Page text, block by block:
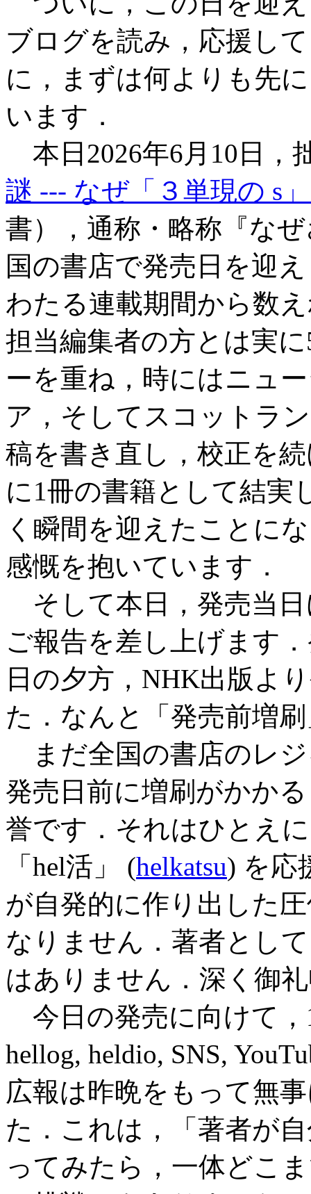
ブログを読み，応援し
に，まずは何よりも先
います．
本日2026年6月10日，
謎 --- なぜ「３単現の s
書），通称・略称『な
国の書店で発売日を迎
わたる連載期間から数
担当編集者の方とは実
ーを重ね，時にはニュ
ア，そしてスコットラ
稿を書き直し，校正を
に1冊の書籍として結実
く瞬間を迎えたことに
感慨を抱いています．
そして本日，発売当
ご報告を差し上げます
日の夕方，NHK出版よ
た．なんと「発売前増
まだ全国の書店のレ
発売日前に増刷がかか
誉です．それはひとえ
「hel活」 (helkatsu) を応
が自発的に作り出した
なりません．著者とし
はありません．深く御
今日の発売に向けて
hellog, heldio, SNS,
広報は昨晩をもって無
た．これは，「著者が
ってみたら，一体どこ